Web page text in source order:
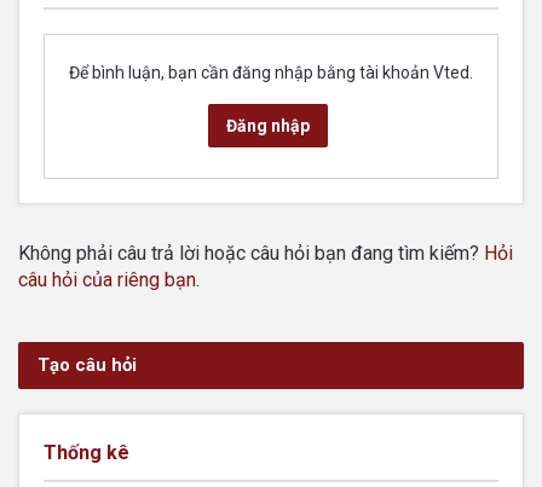
Để bình luận, bạn cần đăng nhập bằng tài khoản Vted.
Đăng nhập
Không phải câu trả lời hoặc câu hỏi bạn đang tìm kiếm? Hỏi
câu hỏi của riêng bạn.
Tạo câu hỏi
Thống kê